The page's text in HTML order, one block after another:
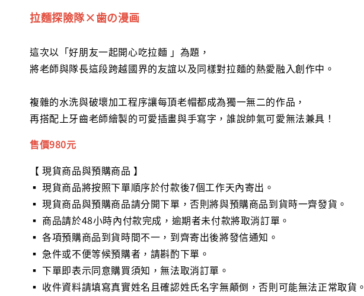
拉麵探險隊×歯の漫画
這次以「好朋友一起開心吃拉麵 」為題，
將老師與隊長這段跨越國界的友誼以及同樣對拉麵的熱愛融入創作中。
複雜的水洗與破壞加工程序讓每頂老帽都成為獨一無二的作品，
再搭配上牙齒老師繪製的可愛插畫與手寫字，誰說帥氣可愛無法兼具！
售價980元
【 現貨商品與預購商品 】
▪ 現貨商品將按照下單順序於付款後7個工作天內寄出。
▪ 現貨商品與預購商品請分開下單，否則將與預購商品到貨時一齊發貨。
▪ 商品請於48小時內付款完成，逾期者未付款將取消訂單。
▪ 各項預購商品到貨時間不一，到齊寄出後將發信通知。
▪ 急件或不便等候預購者，請斟酌下單。
▪ 下單即表示同意購買須知，無法取消訂單。
▪ 收件資料請填寫真實姓名且確認姓氏名字無顛倒，否則可能無法正常取貨。